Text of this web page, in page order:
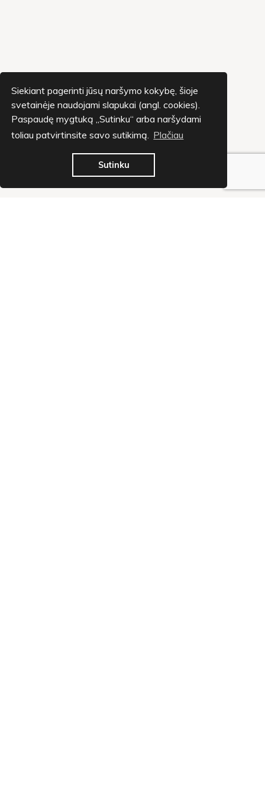
Siekiant pagerinti jūsų naršymo kokybę, šioje
svetainėje naudojami slapukai (angl. cookies).
Paspaudę mygtuką „Sutinku“ arba naršydami
toliau patvirtinsite savo sutikimą. Plačiau
Sutinku